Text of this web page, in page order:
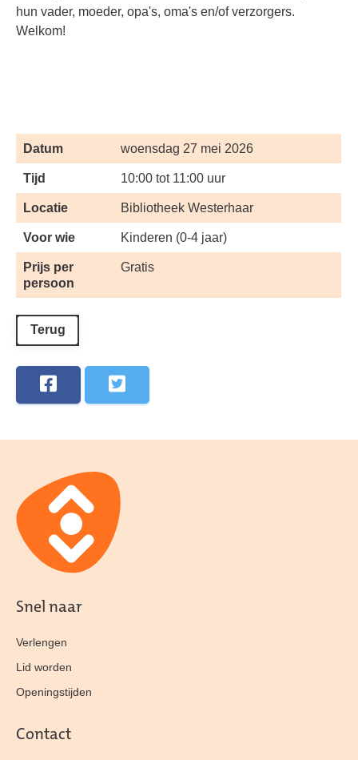
hun vader, moeder, opa's, oma's en/of verzorgers.
Welkom!
Datum woensdag 27 mei 2026
Tijd 10:00 tot 11:00 uur
Locatie Bibliotheek Westerhaar
Voor wie Kinderen (0-4 jaar)
Prijs per
persoon
Gratis
Terug
Snel naar
Verlengen
Lid worden
Openingstijden
Contact